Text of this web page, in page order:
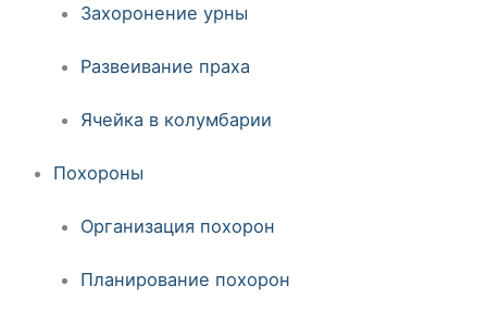
Захоронение урны
Развеивание праха
Ячейка в колумбарии
Похороны
Организация похорон
Планирование похорон